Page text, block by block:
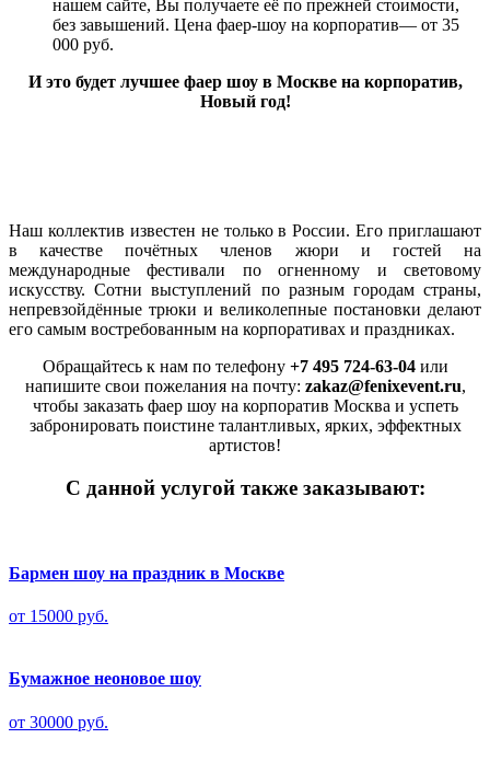
нашем сайте, Вы получаете её по прежней стоимости,
без завышений. Цена фаер-шоу на корпоратив— от 35
000 руб.
И это будет лучшее фаер шоу в Москве на корпоратив,
Новый год!
Наш коллектив известен не только в России. Его приглашают
в качестве почётных членов жюри и гостей на
международные фестивали по огненному и световому
искусству. Сотни выступлений по разным городам страны,
непревзойдённые трюки и великолепные постановки делают
его самым востребованным на корпоративах и праздниках.
Обращайтесь к нам по телефону +7 495 724-63-04или
напишите свои пожелания на почту: zakaz@fenixevent.ru,
чтобы заказать фаер шоу на корпоратив Москва и успеть
забронировать поистине талантливых, ярких, эффектных
артистов!
С данной услугой также заказывают:
Бармен шоу на праздник в Москве
от 15000 руб.
Бумажное неоновое шоу
от 30000 руб.